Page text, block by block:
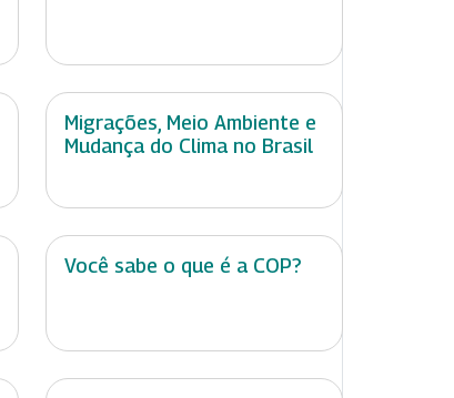
Migrações, Meio Ambiente e
Mudança do Clima no Brasil
Você sabe o que é a COP?